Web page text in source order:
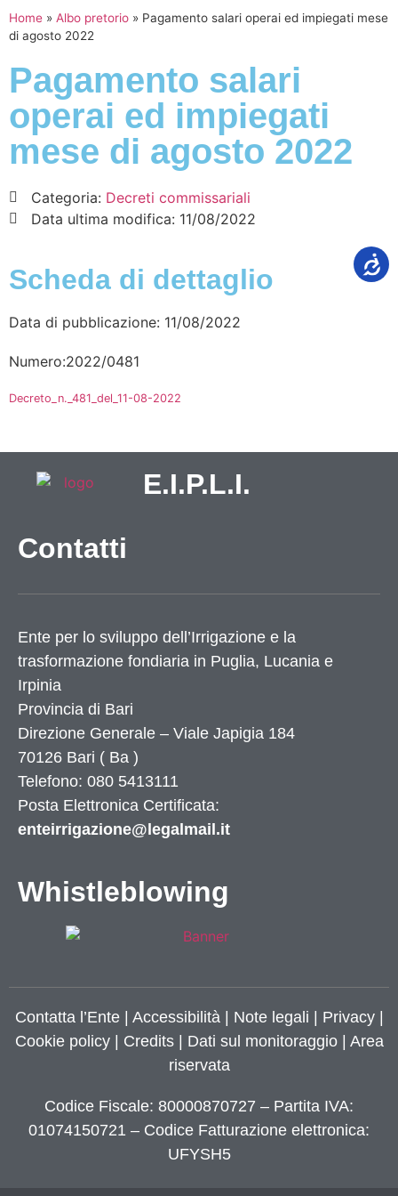
Home » Albo pretorio » Pagamento salari operai ed impiegati mese
di agosto 2022
Pagamento salari
operai ed impiegati
mese di agosto 2022
Categoria: Decreti commissariali
Data ultima modifica: 11/08/2022
Scheda di dettaglio
Data di pubblicazione: 11/08/2022
Numero:2022/0481
Decreto_n._481_del_11-08-2022
E.I.P.L.I.
Contatti
Ente per lo sviluppo dell’Irrigazione e la
trasformazione fondiaria in Puglia, Lucania e
Irpinia
Provincia di Bari
Direzione Generale – Viale Japigia 184
70126 Bari ( Ba )
Telefono: 080 5413111
Posta Elettronica Certificata:
enteirrigazione@legalmail.it
Whistleblowing
Contatta l’Ente| Accessibilità | Note legali | Privacy|
Cookie policy| Credits| Dati sul monitoraggio | Area
riservata
Codice Fiscale: 80000870727 – Partita IVA:
01074150721 – Codice Fatturazione elettronica:
UFYSH5